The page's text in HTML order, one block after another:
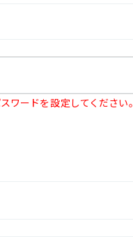
ードを設定してください。